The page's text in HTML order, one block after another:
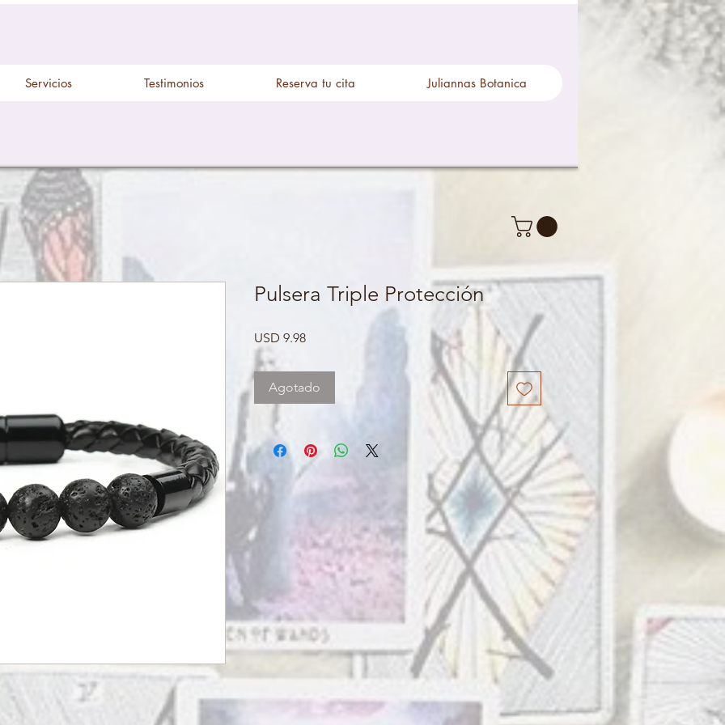
Servicios Testimonios Reserva tu cita Juliannas Botanica
Pulsera Triple Protección
USD 9.98Precio
Agotado